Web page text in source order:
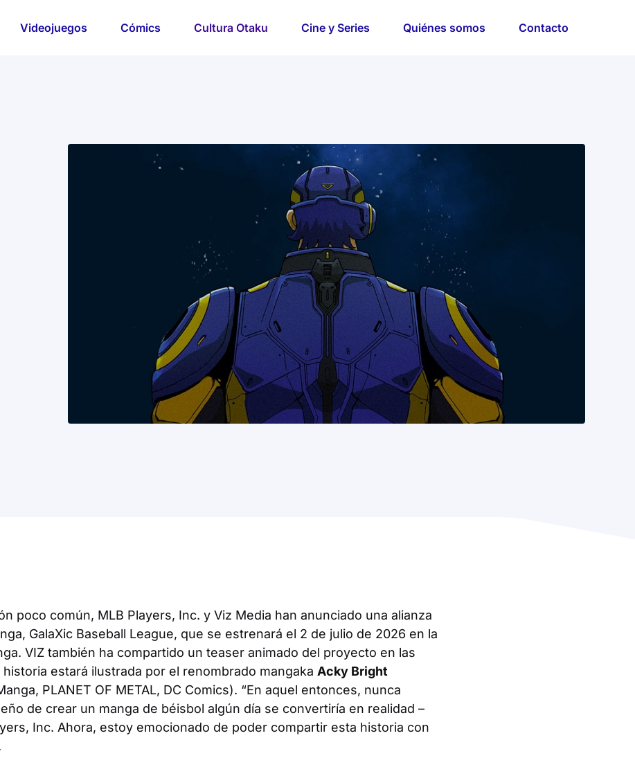
Videojuegos Cómics Cultura Otaku Cine y Series Quiénes somos Contacto
poco común, MLB Players, Inc. y Viz Media han anunciado una alianza
GalaXic Baseball League, que se estrenará el 2 de julio de 2026 en la
VIZ también ha compartido un teaser animado del proyecto en las
estará ilustrada por el renombrado mangaka Acky Bright
PLANET OF METAL, DC Comics). “En aquel entonces, nunca
de crear un manga de béisbol algún día se convertiría en realidad –
Inc. Ahora, estoy emocionado de poder compartir esta historia con